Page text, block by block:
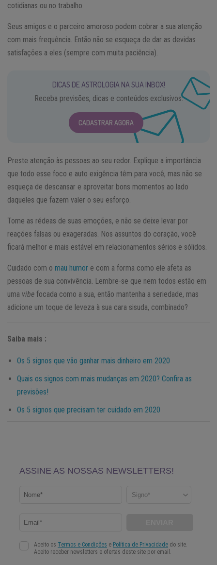
cotidianas ou no trabalho.
Seus amigos e o parceiro amoroso podem cobrar a sua atenção
com mais frequência. Então não se esqueça de dar as devidas
satisfações a eles (sempre com muita paciência).
DICAS DE ASTROLOGIA NA SUA INBOX!
Receba previsões, dicas e conteúdos exclusivos.
CADASTRAR AGORA
Preste atenção às pessoas ao seu redor. Explique a importância
que todo esse foco e auto exigência têm para você, mas não se
esqueça de descansar e aproveitar bons momentos ao lado
daqueles que fazem valer o seu esforço.
Tome as rédeas de suas emoções, e não se deixe levar por
reações falsas ou exageradas. Nos assuntos do coração, você
ficará melhor e mais estável em relacionamentos sérios e sólidos.
Cuidado com o mau humor e com a forma como ele afeta as
pessoas de sua convivência. Lembre-se que nem todos estão em
uma vibe focada como a sua, então mantenha a seriedade, mas
adicione um toque de leveza à sua cara sisuda, combinado?
Saiba mais :
Os 5 signos que vão ganhar mais dinheiro em 2020
Quais os signos com mais mudanças em 2020? Confira as
previsões!
Os 5 signos que precisam ter cuidado em 2020